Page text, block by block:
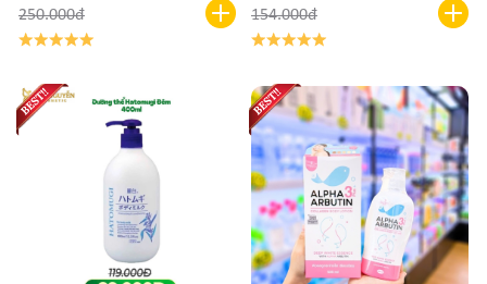
250.000đ 154.000đ